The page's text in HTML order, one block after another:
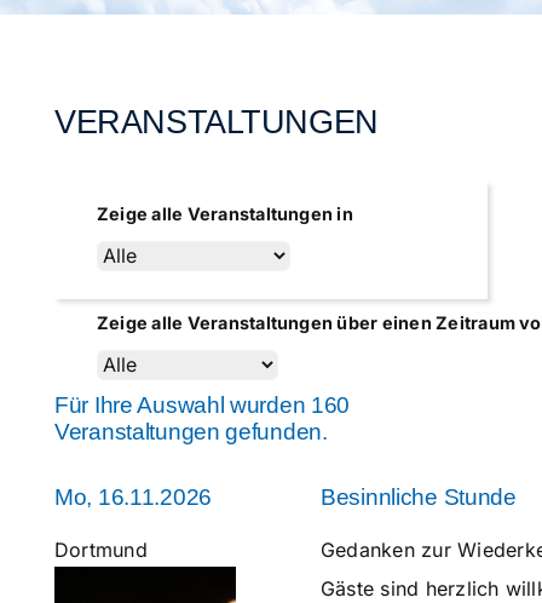
Städtegruppen Schweiz
VERANSTALTUNGEN
Zeige alle Veranstaltungen in
Zeige alle Veranstaltungen über einen Zeitraum
Für Ihre Auswahl wurden 160
Veranstaltungen gefunden.
Mo, 16.11.2026
Dortmund
Besinnliche Stunde
Gedanken zur
Gäste sind herzlich